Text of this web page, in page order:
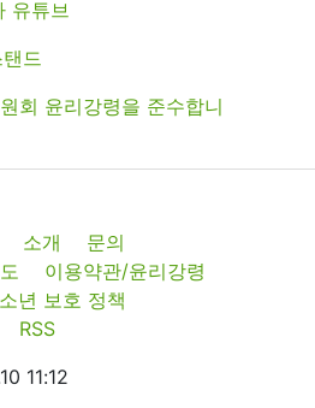
소개
문의
이용약관/윤리강령
년 보호 정책
RSS
11:12